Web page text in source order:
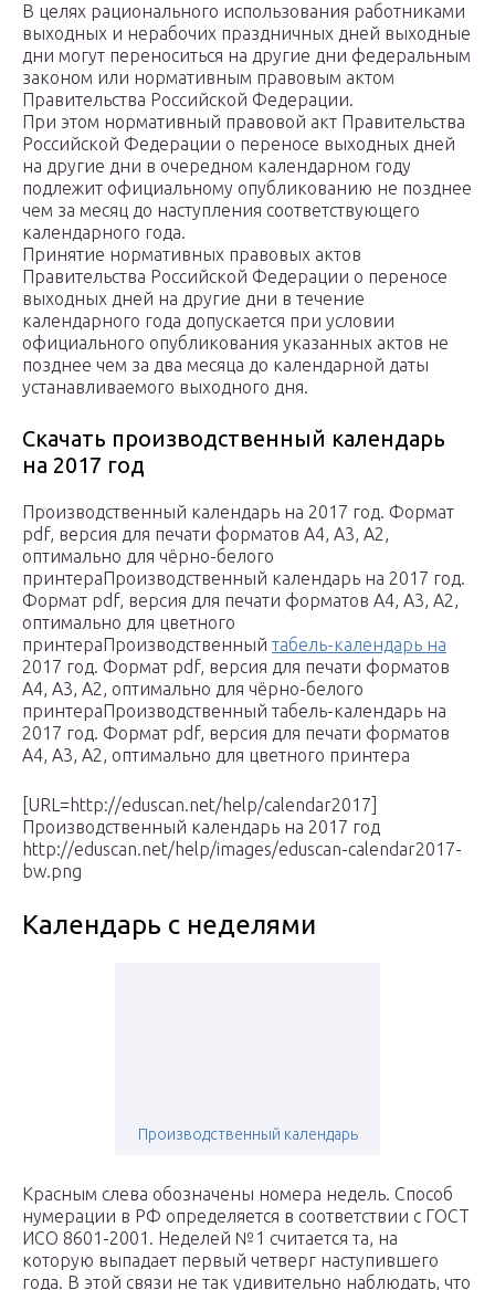
В целях рационального использования работниками
выходных и нерабочих праздничных дней выходные
дни могут переноситься на другие дни федеральным
законом или нормативным правовым актом
Правительства Российской Федерации.
При этом нормативный правовой акт Правительства
Российской Федерации о переносе выходных дней
на другие дни в очередном календарном году
подлежит официальному опубликованию не позднее
чем за месяц до наступления соответствующего
календарного года.
Принятие нормативных правовых актов
Правительства Российской Федерации о переносе
выходных дней на другие дни в течение
календарного года допускается при условии
официального опубликования указанных актов не
позднее чем за два месяца до календарной даты
устанавливаемого выходного дня.
Скачать производственный календарь
на 2017 год
Производственный календарь на 2017 год. Формат
pdf, версия для печати форматов А4, A3, A2,
оптимально для чёрно-белого
принтераПроизводственный календарь на 2017 год.
Формат pdf, версия для печати форматов А4, A3, A2,
оптимально для цветного
принтераПроизводственный табель-календарь на
2017 год. Формат pdf, версия для печати форматов
А4, A3, A2, оптимально для чёрно-белого
принтераПроизводственный табель-календарь на
2017 год. Формат pdf, версия для печати форматов
А4, A3, A2, оптимально для цветного принтера
[URL=http://eduscan.net/help/calendar2017]
Производственный календарь на 2017 год
http://eduscan.net/help/images/eduscan-calendar2017-
bw.png
Календарь с неделями
Производственный календарь
Красным слева обозначены номера недель. Способ
нумерации в РФ определяется в соответствии с ГОСТ
ИСО 8601-2001. Неделей №1 считается та, на
которую выпадает первый четверг наступившего
года. В этой связи не так удивительно наблюдать, что